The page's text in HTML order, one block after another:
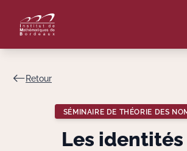
Retour
SÉMINAIRE DE THÉORIE DES
Les identités